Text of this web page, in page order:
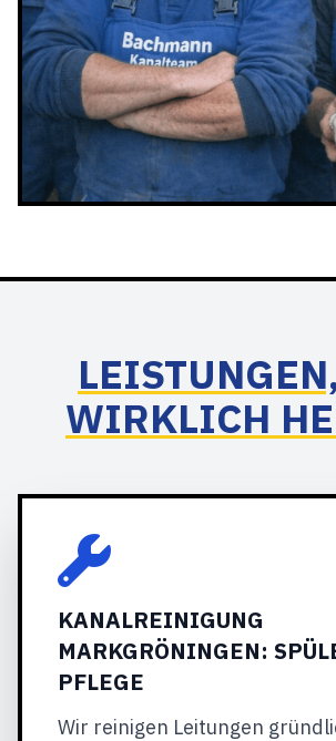
WIRKLICH
KANALREINIGUNG
MARKGRÖNINGEN:
PFLEGE
Wir reinigen Leitungen